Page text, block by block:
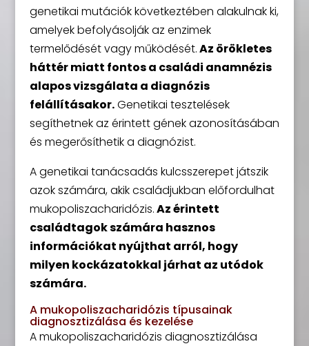
genetikai mutációk következtében alakulnak ki,
amelyek befolyásolják az enzimek
termelődését vagy működését.Az örökletes
háttér miatt fontos a családi anamnézis
alapos vizsgálata a diagnózis
felállításakor.Genetikai tesztelések
segíthetnek az érintett gének azonosításában
és megerősíthetik a diagnózist.
A genetikai tanácsadás kulcsszerepet játszik
azok számára, akik családjukban előfordulhat
mukopoliszacharidózis.Az érintett
családtagok számára hasznos
információkat nyújthat arról, hogy
milyen kockázatokkal járhat az utódok
számára.
A mukopoliszacharidózis típusainak
diagnosztizálása és kezelése
A mukopoliszacharidózis diagnosztizálása